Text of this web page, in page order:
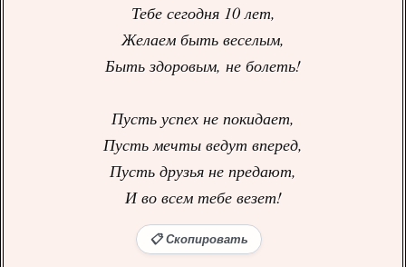
Тебе сегодня 10 лет,
Желаем быть веселым,
Быть здоровым, не болеть!
Пусть успех не покидает,
Пусть мечты ведут вперед,
Пусть друзья не предают,
И во всем тебе везет!
📋 Скопировать